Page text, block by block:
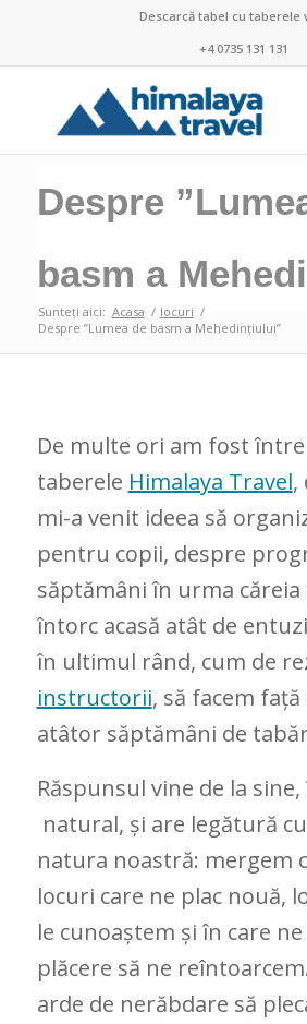
Descarcă tabel cu taberele
+4 0735 131 131
Despre
basm a
Sunteți aici: Acasa / locuri /
Despre ”Lumea de basm a Mehedințiului”
De multe ori am fost
taberele Himalaya Travel,
mi-a venit ideea să
pentru copii, despre
săptămâni în urma căreia
întorc acasă atât de
în ultimul rând, cum de
instructorii, să facem
atâtor săptămâni de
Răspunsul vine de la
natural, și are legătură
natura noastră: mergem
locuri care ne plac nouă,
le cunoaștem și în care
plăcere să ne
arde de nerăbdare să